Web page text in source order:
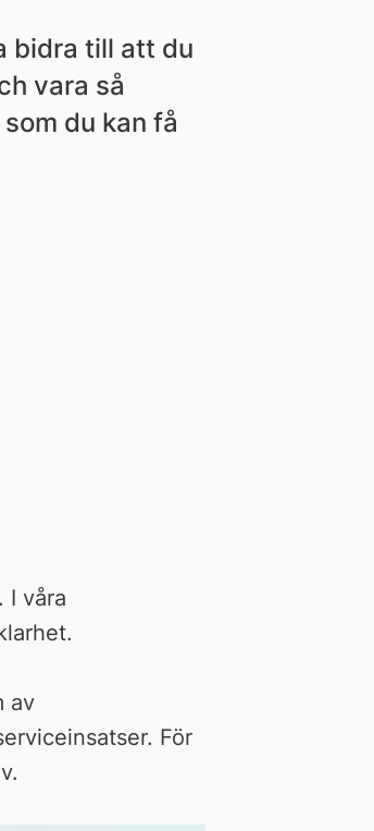
bidra till att du
vara så
du kan få
I våra
av
För